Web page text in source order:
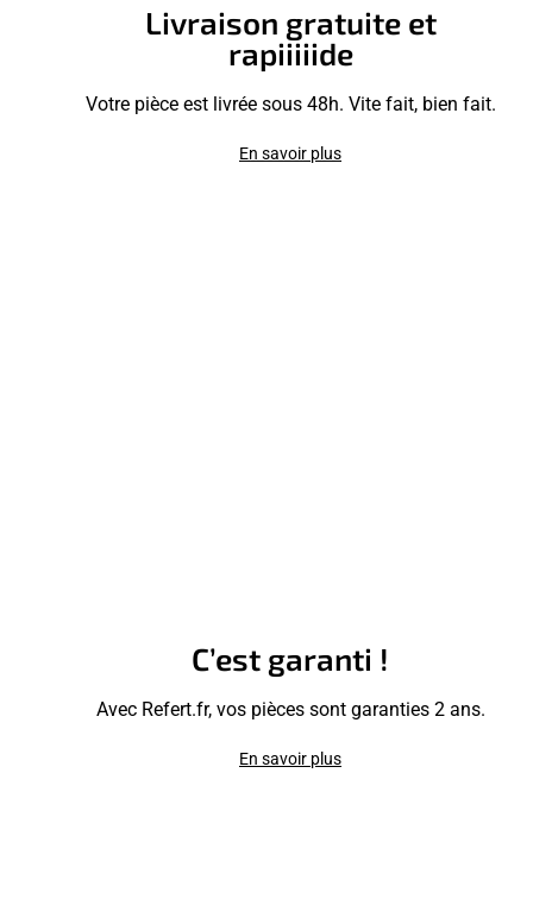
Livraison gratuite et
rapiiiiide
Votre pièce est livrée sous 48h. Vite fait, bien fait.
En savoir plus
C’est garanti !
Avec Refert.fr, vos pièces sont garanties 2 ans.
En savoir plus